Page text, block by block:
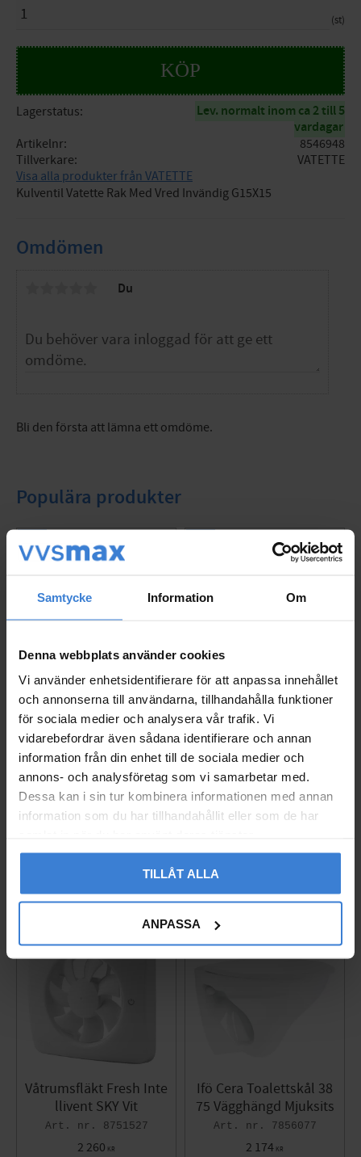
Samtycke Information Om
Denna webbplats använder cookies
Vi använder enhetsidentifierare för att anpassa innehållet
och annonserna till användarna, tillhandahålla funktioner
för sociala medier och analysera vår trafik. Vi
vidarebefordrar även sådana identifierare och annan
information från din enhet till de sociala medier och
annons- och analysföretag som vi samarbetar med.
Dessa kan i sin tur kombinera informationen med annan
information som du har tillhandahållit eller som de har
TILLÅT ALLA
ANPASSA
st
KÖP
Lagerstatus
Lev. normalt inom ca 2 till 5
vardagar
Artikelnr
8546948
Tillverkare
VATETTE
Visa alla produkter från VATETTE
Kulventil Vatette Rak Med Vred Invändig G15X15
Omdömen
Du
Bli den första att lämna ett omdöme.
Populära produkter
Ajax Hub 2 Plus Central
enhet Vit (4G / Wi-Fi)
14246.40.WH1
3 790
Lägg till i favoriter
Vägguttag Exxact 2-väg
s Infälld Jord Schneide
r
005237627
260KR
Lägg
Våtrumsfläkt Fresh Inte
llivent SKY Vit
8751527
2 260 KR
Ifö Cera Toalettskål 38
75 Vägghängd Mjuksits
7856077
2 174 KR